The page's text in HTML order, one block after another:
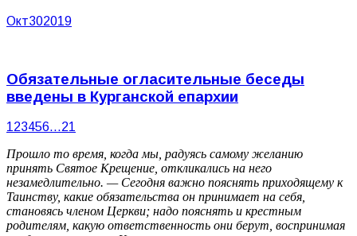
Окт302019
Обязательные огласительные беседы
введены в Курганской епархии
123456…21
Прошло то время, когда мы, радуясь самому желанию
принять Святое Крещение, откликались на него
незамедлительно. — Сегодня важно пояснять приходящему к
Таинству, какие обязательства он принимает на себя,
становясь членом Церкви; надо пояснять и крестным
родителям, какую ответственность они берут, воспринимая